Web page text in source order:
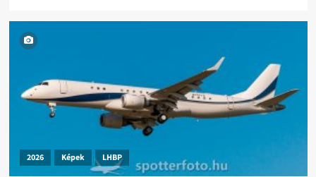
2026 Képek LHBP